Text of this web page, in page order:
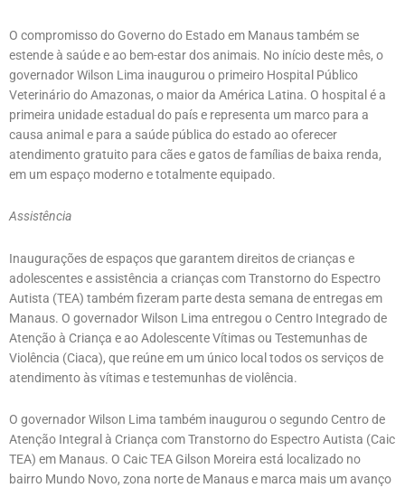
O compromisso do Governo do Estado em Manaus também se
estende à saúde e ao bem-estar dos animais. No início deste mês, o
governador Wilson Lima inaugurou o primeiro Hospital Público
Veterinário do Amazonas, o maior da América Latina. O hospital é a
primeira unidade estadual do país e representa um marco para a
causa animal e para a saúde pública do estado ao oferecer
atendimento gratuito para cães e gatos de famílias de baixa renda,
em um espaço moderno e totalmente equipado.
Assistência
Inaugurações de espaços que garantem direitos de crianças e
adolescentes e assistência a crianças com Transtorno do Espectro
Autista (TEA) também fizeram parte desta semana de entregas em
Manaus. O governador Wilson Lima entregou o Centro Integrado de
Atenção à Criança e ao Adolescente Vítimas ou Testemunhas de
Violência (Ciaca), que reúne em um único local todos os serviços de
atendimento às vítimas e testemunhas de violência.
O governador Wilson Lima também inaugurou o segundo Centro de
Atenção Integral à Criança com Transtorno do Espectro Autista (Caic
TEA) em Manaus. O Caic TEA Gilson Moreira está localizado no
bairro Mundo Novo, zona norte de Manaus e marca mais um avanço